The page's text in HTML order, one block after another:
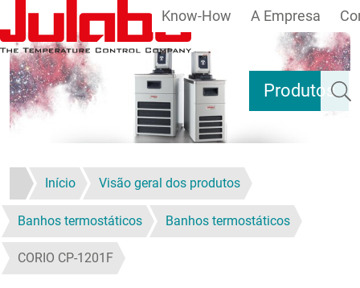
Passar para o conteúdo principal
Produtos
Know-How A Empresa
Início Visão geral dos produtos
Banhos termostáticos Banhos termostáticos
CORIO CP-1201F